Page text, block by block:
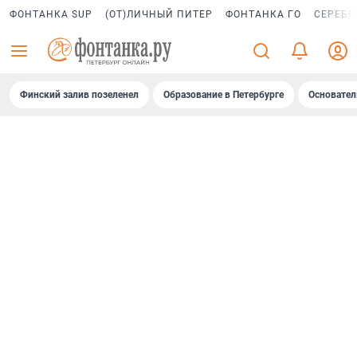
ФОНТАНКА SUP (ОТ)ЛИЧНЫЙ ПИТЕР ФОНТАНКА ГО
Финский залив позеленел Образование в Петербурге